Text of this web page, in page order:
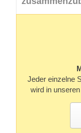
Jeder einzelne
wird in